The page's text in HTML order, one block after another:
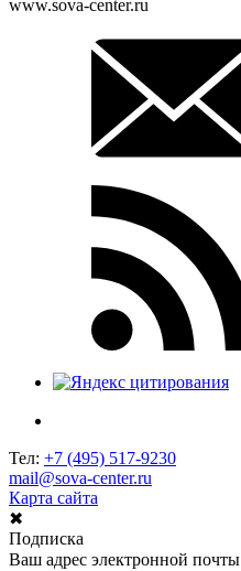
www.sova-center.ru
Тел: +7 (495) 517-9230
mail@sova-center.ru
Карта сайта
✖
Подписка
Ваш адрес электронной почты